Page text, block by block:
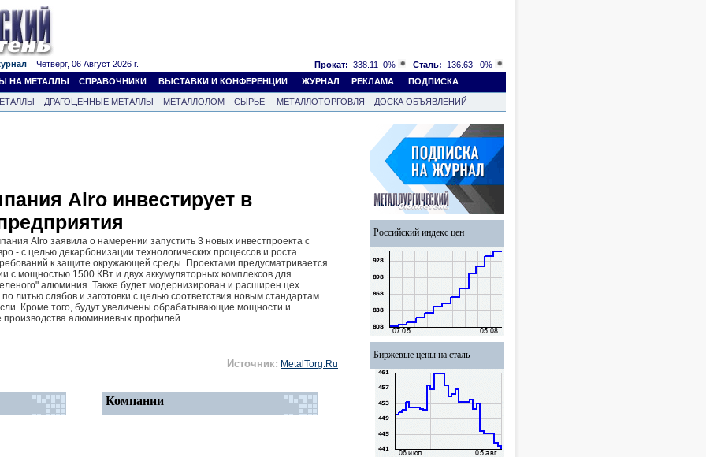
Четверг, 06 Август 2026 г. Прокат: 338.11 0% Сталь: 136.63
0%
НА МЕТАЛЛЫ СПРАВОЧНИКИ ВЫСТАВКИ И КОНФЕРЕНЦИИ ЖУРНАЛ РЕКЛАМА ПОДПИСКА
ДРАГОЦЕННЫЕ МЕТАЛЛЫ МЕТАЛЛОЛОМ СЫРЬЕ МЕТАЛЛОТОРГОВЛЯ
ДОСКА ОБЪЯВЛЕНИЙ
Alro инвестирует в
Alro заявила о намерении запустить 3 новых инвестпроекта с
- с целью декарбонизации технологических процессов и роста
к защите окружающей среды. Проектами предусматривается
с мощностью 1500 КВт и двух аккумуляторных комплексов для
алюминия. Также будет модернизирован и расширен цех
литью слябов и заготовки с целью соответствия новым стандартам
Кроме того, будут увеличены обрабатывающие мощности и
производства алюминиевых профилей.
Источник: MetalTorg.Ru
Компании
Российский индекс цен
Биржевые цены на сталь